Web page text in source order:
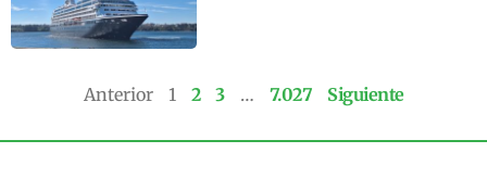
Anterior 1 2 3 … 7.027 Siguiente